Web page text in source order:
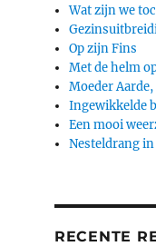
Wat zijn we
Op zijn Fins
Met de helm
Moeder
Ingewikkelde
Een mooi
Nesteldrang
RECENTE